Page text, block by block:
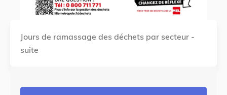
Jours de ramassage des déchets par secteur -
suite